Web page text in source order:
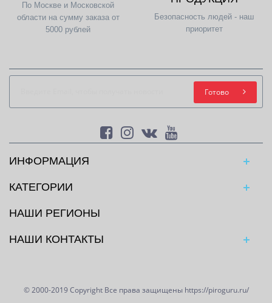
По Москве и Московской
области на сумму заказа от
5000 рублей
Безопасность людей - наш
приоритет
Готово
ИНФОРМАЦИЯ
КАТЕГОРИИ
НАШИ РЕГИОНЫ
НАШИ КОНТАКТЫ
© 2000-2019 Copyright Все права защищены https://piroguru.ru/